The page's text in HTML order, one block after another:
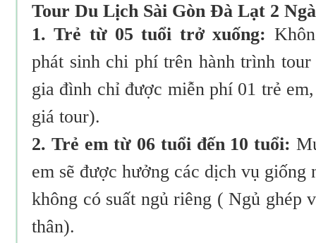
Tour Du Lịch Sài Gòn Đà Lạt 2
1. Trẻ từ 05 tuổi trở xuống:
phát sinh chi phí trên hành trình
gia đình chỉ được miễn phí 01 trẻ
giá tour).
2. Trẻ em từ 06 tuổi đến 10 tuổi:
em sẽ được hưởng các dịch vụ
không có suất ngủ riêng ( Ngủ ghép
thân).